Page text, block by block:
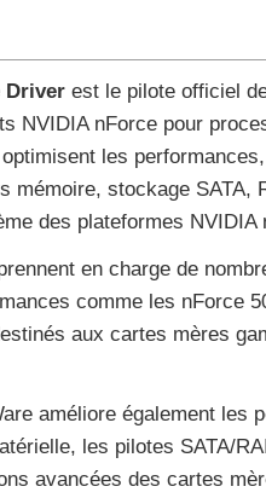
Driver est le pilote officiel
NVIDIA nForce pour
les
mémoire, stockage SATA,
des plateformes NVIDIA
en charge de
comme les nForce
aux cartes mères
améliore également les
les pilotes SATA/
avancées des cartes